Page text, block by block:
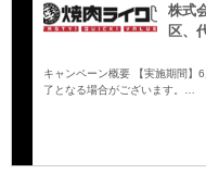
株式
区、
キャンペーン概要 【実施期間
了となる場合がございます。…